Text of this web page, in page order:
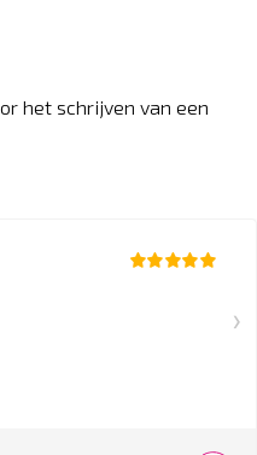
het schrijven van een